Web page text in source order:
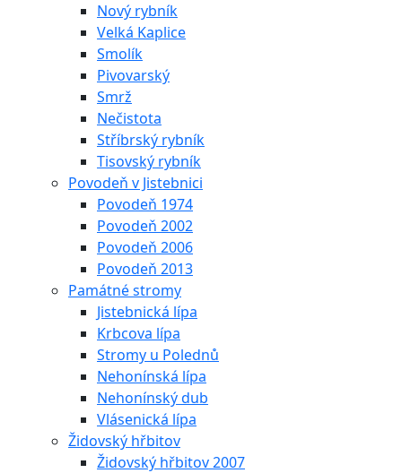
Nový rybník
Velká Kaplice
Smolík
Pivovarský
Smrž
Nečistota
Stříbrský rybník
Tisovský rybník
Povodeň v Jistebnici
Povodeň 1974
Povodeň 2002
Povodeň 2006
Povodeň 2013
Památné stromy
Jistebnická lípa
Krbcova lípa
Stromy u Polednů
Nehonínská lípa
Nehonínský dub
Vlásenická lípa
Židovský hřbitov
Židovský hřbitov 2007